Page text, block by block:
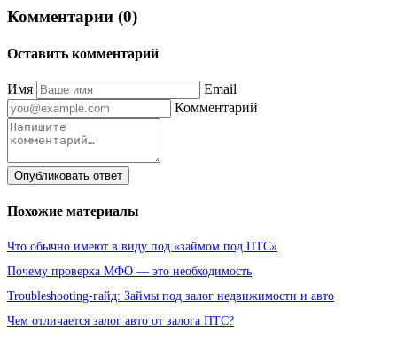
Комментарии (0)
Оставить комментарий
Имя
Email
Комментарий
Опубликовать ответ
Похожие материалы
Что обычно имеют в виду под «займом под ПТС»
Почему проверка МФО — это необходимость
Troubleshooting-гайд: Займы под залог недвижимости и авто
Чем отличается залог авто от залога ПТС?